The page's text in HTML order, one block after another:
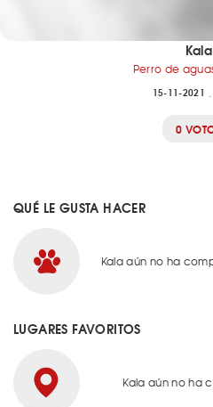
Kala
Perro de
15-11-2021
0
QUÉ LE GUSTA HACER
Kala aún no ha
LUGARES FAVORITOS
Kala aún no ha